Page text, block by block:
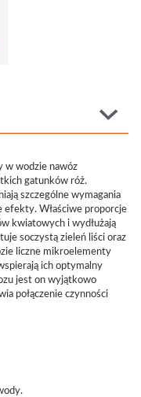
w wodzie nawóz
gatunków róż.
szczególne wymagania
efekty. Właściwe proporcje
kwiatowych i wydłużają
soczystą zieleń liści oraz
liczne mikroelementy
ich optymalny
jest on wyjątkowo
połączenie czynności